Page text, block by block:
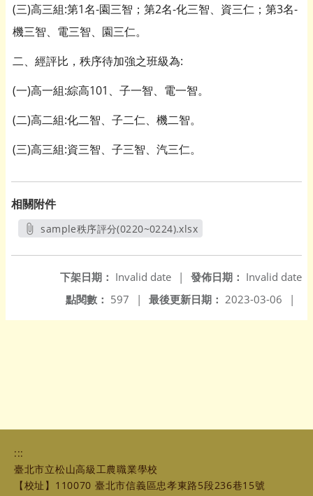
(三)高三組:第1名-園三智；第2名-化三智、資三仁；第3名-
機三智、電三智、園三仁。
二、經評比，秩序待加強之班級為:
(一)高一組:綜高101、子一智、電一智。
(二)高二組:化二智、子二仁、機二智。
(三)高三組:資三智、子三智、汽三仁。
相關附件
sample秩序評分(0220~0224).xlsx
發佈日期： Invalid date
下架日期： Invalid date
|
最後更新日期： 2023-03-06 |
點閱數： 597 |
:::
臺北市立松山高級工農職業學校
【校址】110070 臺北市信義區忠孝東路5段236巷15號